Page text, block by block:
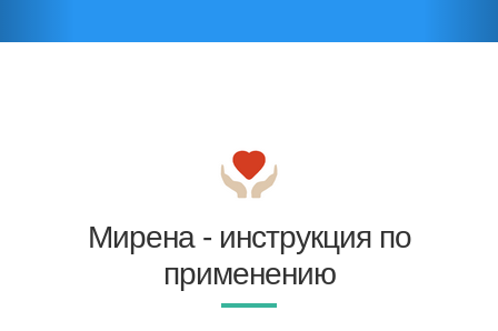
Мирена - инструкция по
применению